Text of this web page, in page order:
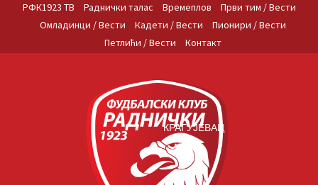
РФК1923 ТВ Раднички талас Времеплов
Први тим / Вести
Омладинци / Вести
Кадети / Вести
Пионири / Вести
Петлићи / Вести
Контакт
КРАГУЈЕВАЦ